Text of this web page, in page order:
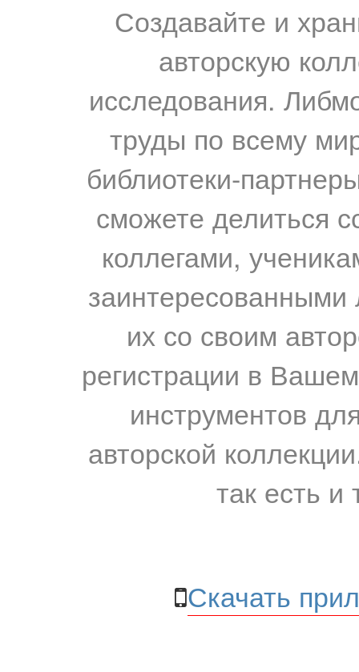
Создавайте и
авторскую
исследования.
труды по всему
библиотеки-
сможете делиться
коллегами,
их со своим
регистрации в
инструментов
авторской
так есть и
Скачать